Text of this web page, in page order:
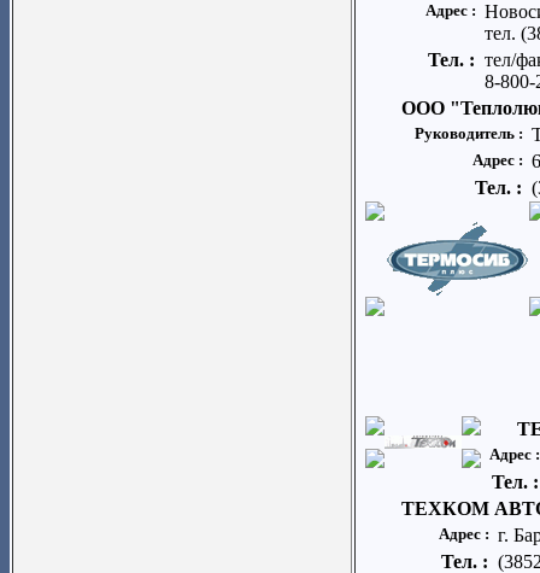
Адрес :
тел.
Тел. : тел/
8-800-
ООО
Руководитель :
Адрес :
Тел. :
Адрес
Тел.
ТЕХКОМ
Адрес : г.
Тел. :